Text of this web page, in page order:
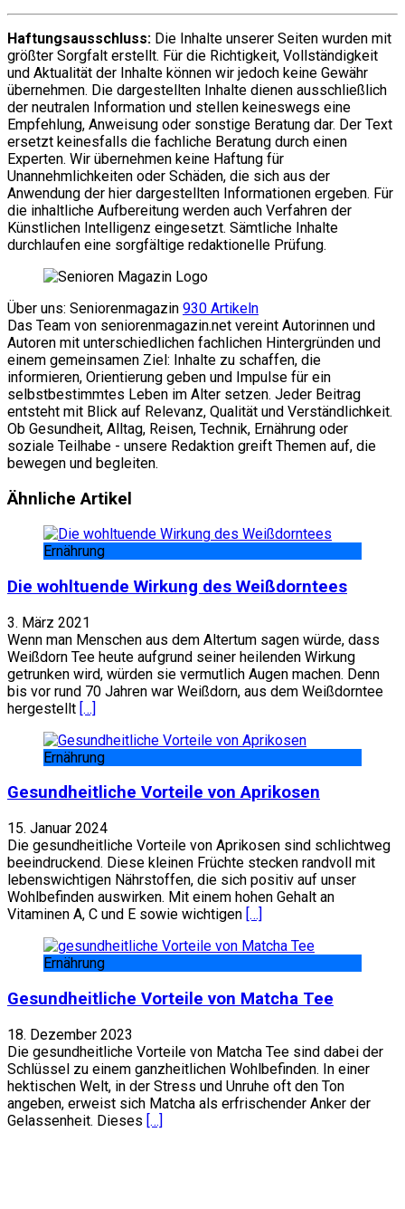
Haftungsausschluss: Die Inhalte unserer Seiten wurden mit
größter Sorgfalt erstellt. Für die Richtigkeit, Vollständigkeit
und Aktualität der Inhalte können wir jedoch keine Gewähr
übernehmen. Die dargestellten Inhalte dienen ausschließlich
der neutralen Information und stellen keineswegs eine
Empfehlung, Anweisung oder sonstige Beratung dar. Der Text
ersetzt keinesfalls die fachliche Beratung durch einen
Experten. Wir übernehmen keine Haftung für
Unannehmlichkeiten oder Schäden, die sich aus der
Anwendung der hier dargestellten Informationen ergeben. Für
die inhaltliche Aufbereitung werden auch Verfahren der
Künstlichen Intelligenz eingesetzt. Sämtliche Inhalte
durchlaufen eine sorgfältige redaktionelle Prüfung.
Über uns: Seniorenmagazin 930 Artikeln
Das Team von seniorenmagazin.net vereint Autorinnen und
Autoren mit unterschiedlichen fachlichen Hintergründen und
einem gemeinsamen Ziel: Inhalte zu schaffen, die
informieren, Orientierung geben und Impulse für ein
selbstbestimmtes Leben im Alter setzen. Jeder Beitrag
entsteht mit Blick auf Relevanz, Qualität und Verständlichkeit.
Ob Gesundheit, Alltag, Reisen, Technik, Ernährung oder
soziale Teilhabe - unsere Redaktion greift Themen auf, die
bewegen und begleiten.
Ähnliche Artikel
Ernährung
Die wohltuende Wirkung des Weißdorntees
3. März 2021
Wenn man Menschen aus dem Altertum sagen würde, dass
Weißdorn Tee heute aufgrund seiner heilenden Wirkung
getrunken wird, würden sie vermutlich Augen machen. Denn
bis vor rund 70 Jahren war Weißdorn, aus dem Weißdorntee
hergestellt […]
Ernährung
Gesundheitliche Vorteile von Aprikosen
15. Januar 2024
Die gesundheitliche Vorteile von Aprikosen sind schlichtweg
beeindruckend. Diese kleinen Früchte stecken randvoll mit
lebenswichtigen Nährstoffen, die sich positiv auf unser
Wohlbefinden auswirken. Mit einem hohen Gehalt an
Vitaminen A, C und E sowie wichtigen […]
Ernährung
Gesundheitliche Vorteile von Matcha Tee
18. Dezember 2023
Die gesundheitliche Vorteile von Matcha Tee sind dabei der
Schlüssel zu einem ganzheitlichen Wohlbefinden. In einer
hektischen Welt, in der Stress und Unruhe oft den Ton
angeben, erweist sich Matcha als erfrischender Anker der
Gelassenheit. Dieses […]